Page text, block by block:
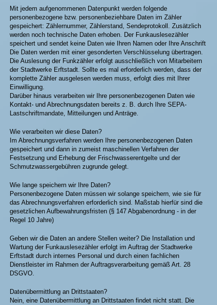
Mit jedem aufgenommenen Datenpunkt werden folgende
personenbezogene bzw. personenbeziehbare Daten im Zähler
gespeichert: Zählernummer, Zählerstand, Sendeprotokoll. Zusätzlich
werden noch technische Daten erhoben. Der Funkauslesezähler
speichert und sendet keine Daten wie Ihren Namen oder Ihre Anschrift
Die Daten werden mit einer gesonderten Verschlüsselung übertragen.
Die Auslesung der Funkzähler erfolgt ausschließlich von Mitarbeitern
der Stadtwerke Erftstadt. Sollte es mal erforderlich werden, dass der
komplette Zähler ausgelesen werden muss, erfolgt dies mit Ihrer
Einwilligung.
Darüber hinaus verarbeiten wir Ihre personenbezogenen Daten wie
Kontakt- und Abrechnungsdaten bereits z. B. durch Ihre SEPA-
Lastschriftmandate, Mitteilungen und Anträge.
Wie verarbeiten wir diese Daten?
Im Abrechnungsverfahren werden Ihre personenbezogenen Daten
gespeichert und dann in zumeist maschinellen Verfahren der
Festsetzung und Erhebung der Frischwasserentgelte und der
Schmutzwassergebühren zugrunde gelegt.
Wie lange speichern wir Ihre Daten?
Personenbezogene Daten müssen wir solange speichern, wie sie für
das Abrechnungsverfahren erforderlich sind. Maßstab hierfür sind die
gesetzlichen Aufbewahrungsfristen (§ 147 Abgabenordnung - in der
Regel 10 Jahre)
Geben wir die Daten an andere Stellen weiter? Die Installation und
Wartung der Funkauslesezähler erfolgt im Auftrag der Stadtwerke
Erftstadt durch internes Personal und durch einen fachlichen
Dienstleister im Rahmen der Auftragsverarbeitung gemäß Art. 28
DSGVO.
Datenübermittlung an Drittstaaten?
Nein, eine Datenübermittlung an Drittstaaten findet nicht statt. Die